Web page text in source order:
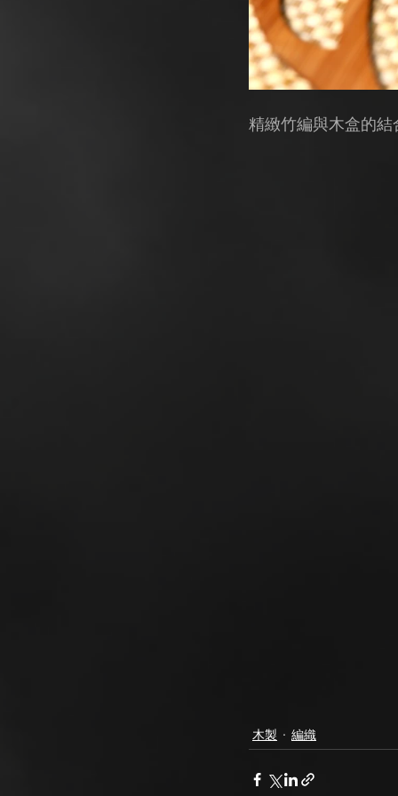
精緻竹編與木盒的
木製 編織